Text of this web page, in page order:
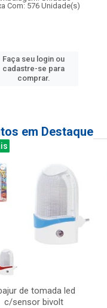
Com: 576 Unidade(s)
Faça seu login ou
cadastre-se para
comprar.
em Destaque
de tomada led
c/sensor bivolt